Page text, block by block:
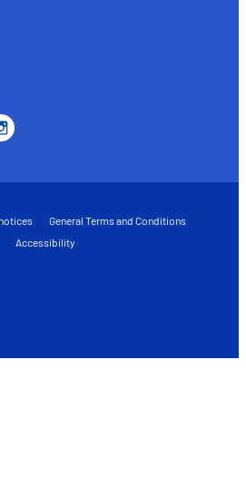
General Terms and Conditions
Accessibility